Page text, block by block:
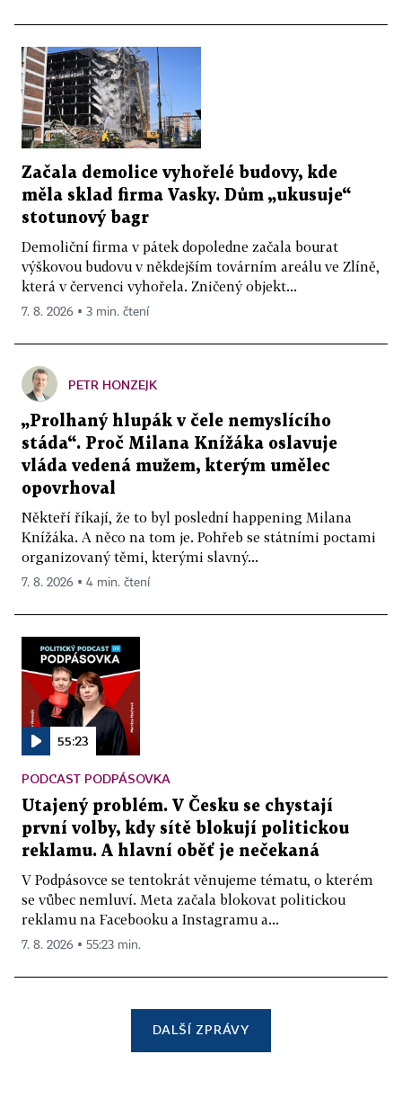
Začala demolice vyhořelé budovy, kde
měla sklad firma Vasky. Dům „ukusuje“
stotunový bagr
Demoliční firma v pátek dopoledne začala bourat
výškovou budovu v někdejším továrním areálu ve Zlíně,
která v červenci vyhořela. Zničený objekt...
7. 8. 2026 ▪ 3 min. čtení
PETR HONZEJK
„Prolhaný hlupák v čele nemyslícího
stáda“. Proč Milana Knížáka oslavuje
vláda vedená mužem, kterým umělec
opovrhoval
Někteří říkají, že to byl poslední happening Milana
Knížáka. A něco na tom je. Pohřeb se státními poctami
organizovaný těmi, kterými slavný...
7. 8. 2026 ▪ 4 min. čtení
55:23
PODCAST PODPÁSOVKA
Utajený problém. V Česku se chystají
první volby, kdy sítě blokují politickou
reklamu. A hlavní oběť je nečekaná
V Podpásovce se tentokrát věnujeme tématu, o kterém
se vůbec nemluví. Meta začala blokovat politickou
reklamu na Facebooku a Instagramu a...
7. 8. 2026 ▪ 55:23 min.
DALŠÍ ZPRÁVY